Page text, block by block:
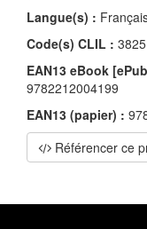
Langue(s) :
Code(s) CLIL : 3825
EAN13 eBook
9782212004199
EAN13 (papier) :
Référencer ce